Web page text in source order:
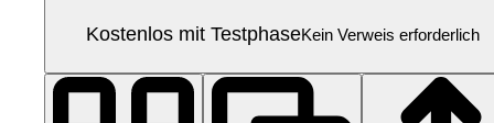
Kostenlos mit TestphaseKein Verweis erforderlich